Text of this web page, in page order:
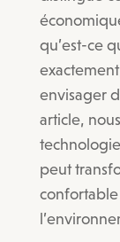
qu’est-ce
envisager
article,
peut